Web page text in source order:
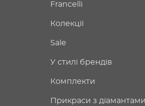
Francelli
Колекції
Sale
У стилі брендів
Комплекти
Прикраси з діамантами